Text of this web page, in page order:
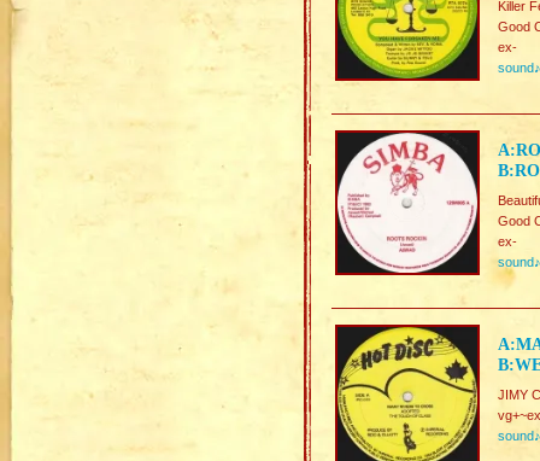
Killer
Good
ex-
sound♪
Good
ex-
sound♪
JIMY
sound♪